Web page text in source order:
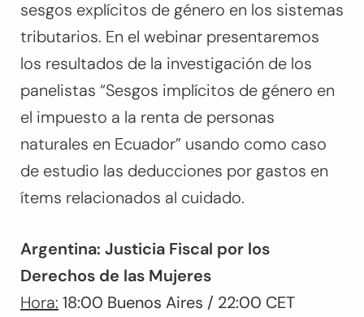
sesgos explícitos de género en los sistemas
tributarios. En el webinar presentaremos
los resultados de la investigación de los
panelistas “Sesgos implícitos de género en
el impuesto a la renta de personas
naturales en Ecuador” usando como caso
de estudio las deducciones por gastos en
ítems relacionados al cuidado.
Argentina: Justicia Fiscal por los
Derechos de las Mujeres
Hora: 18:00 Buenos Aires / 22:00 CET